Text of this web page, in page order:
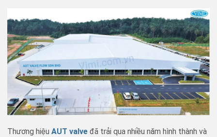
Thương hiệu AUT valve đã trải qua nhiều năm hình thành và